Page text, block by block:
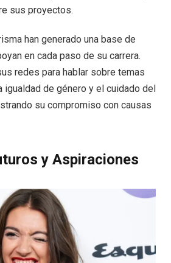
sus proyectos.
han generado una base de
en cada paso de su carrera.
redes para hablar sobre temas
igualdad de género y el cuidado del
su compromiso con causas
y Aspiraciones